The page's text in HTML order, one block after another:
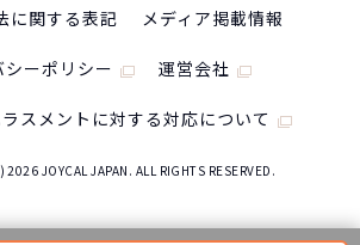
に関する表記 メディア掲載情報
シーポリシー 運営会社
スメントに対する対応について
2026 JOYCAL JAPAN. ALL RIGHTS RESERVED.